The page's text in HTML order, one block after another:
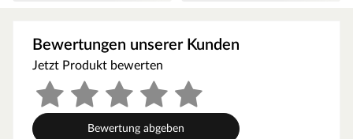
Bewertungen unserer Kunden
Jetzt Produkt bewerten
Bewertung abgeben